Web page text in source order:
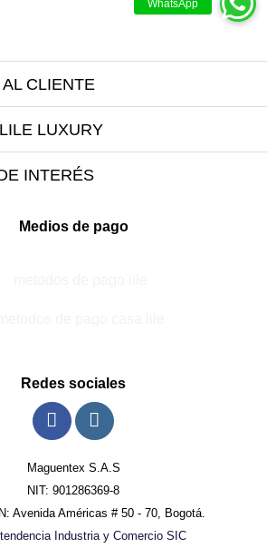
actual
CLIENTE
LUXURY
INTERÉS
Medios de pago
Redes sociales
Maguentex S.A.S
NIT: 901286369-8
Avenida Américas # 50 - 70, Bogotá.
Industria y Comercio SIC